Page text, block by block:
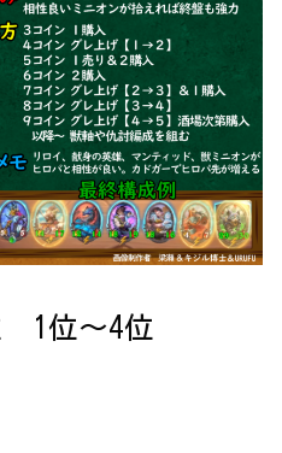
1位～4位